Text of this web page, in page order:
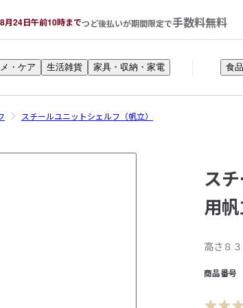
月24日午前10時までつど後払いが期間限定で手数料無料
・ケア 生活雑貨 家具・収納・家電 食品
スチールユニットシェルフ（帆立）
ス
用
高さ８
商品番号